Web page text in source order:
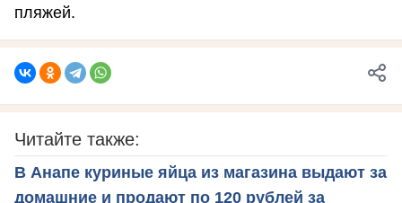
пляжей.
Читайте также:
В Анапе куриные яйца из магазина выдают за
домашние и продают по 120 рублей за